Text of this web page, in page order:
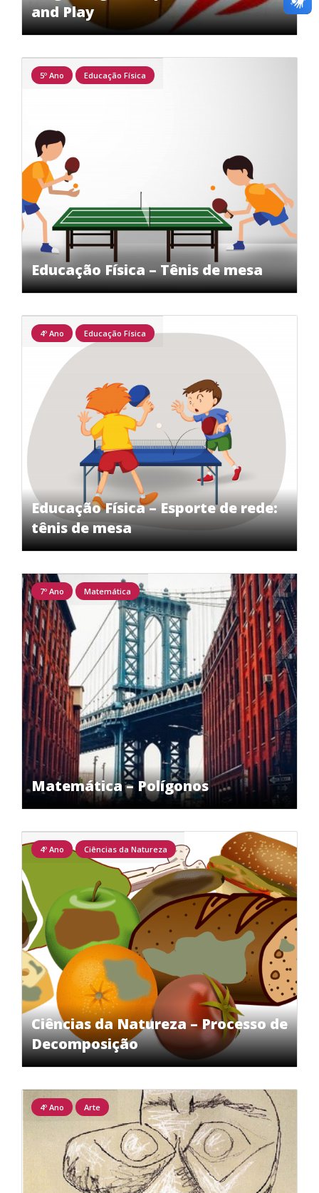
and Play
Educação Física – Tênis de mesa
5º Ano Educação Física
Educação Física – Esporte de rede:
tênis de mesa
4º Ano Educação Física
Matemática – Polígonos
7º Ano Matemática
Ciências da Natureza – Processo de
Decomposição
4º Ano Ciências da Natureza
4º Ano Arte